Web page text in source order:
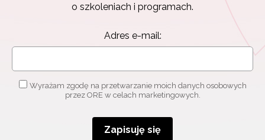
o szkoleniach i programach.
Adres e-mail:
Wyrażam zgodę na przetwarzanie moich danych osobowych
przez ORE w celach marketingowych.
Zapisuję się